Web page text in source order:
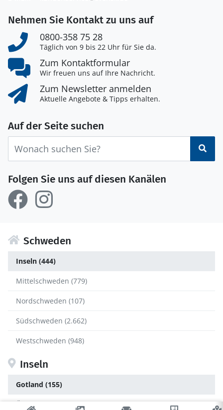
Nehmen Sie Kontakt zu uns auf
0800-358 75 28
Täglich von 9 bis 22 Uhr für Sie da.
Zum Kontaktformular
Wir freuen uns auf Ihre Nachricht.
Zum Newsletter anmelden
Aktuelle Angebote & Tipps erhalten.
Auf der Seite suchen
Folgen Sie uns auf diesen Kanälen
Schweden
Inseln (444)
Mittelschweden (779)
Nordschweden (107)
Südschweden (2.662)
Westschweden (948)
Inseln
Gotland (155)
Öland (289)